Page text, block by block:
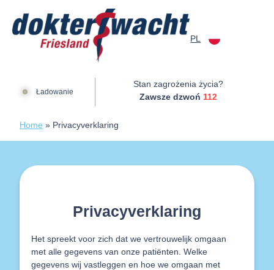
PL
Ładowanie
Stan zagrożenia życia?
Zawsze dzwoń 112
Home » Privacyverklaring
Privacyverklaring
Het spreekt voor zich dat we vertrouwelijk omgaan
met alle gegevens van onze patiënten. Welke
gegevens wij vastleggen en hoe we omgaan met